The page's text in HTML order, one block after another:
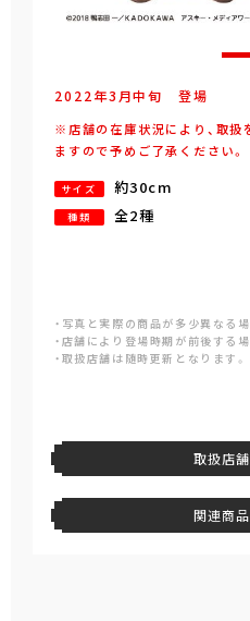
2022年3 月中旬 登場
※店舗の在庫状況により、取扱
ますので予めご了承ください。
サイズ 約30cm
種類 全2種
・写真と実際の商品が多少異なる
・店舗により登場時期が前後する
・取扱店舗は随時更新となります。
取扱店
関連商